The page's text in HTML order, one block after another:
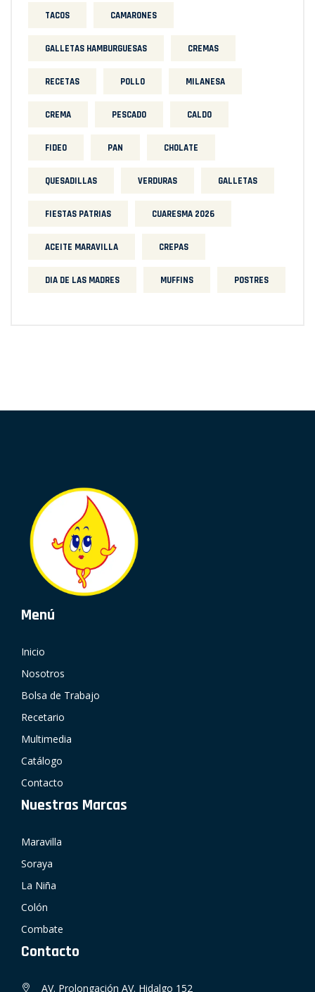
TACOS CAMARONES
GALLETAS HAMBURGUESAS CREMAS
RECETAS POLLO MILANESA
CREMA PESCADO CALDO
FIDEO PAN CHOLATE
QUESADILLAS VERDURAS GALLETAS
FIESTAS PATRIAS CUARESMA 2026
ACEITE MARAVILLA CREPAS
DIA DE LAS MADRES MUFFINS POSTRES
Menú
Inicio
Nosotros
Bolsa de Trabajo
Recetario
Multimedia
Catálogo
Contacto
Nuestras Marcas
Maravilla
Soraya
La Niña
Colón
Combate
Contacto
AV. Prolongación AV. Hidalgo 152